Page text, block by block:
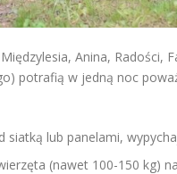
Anina, Radości,
potrafią w jedną noc
siatką lub panelami,
(nawet 100-150 kg)